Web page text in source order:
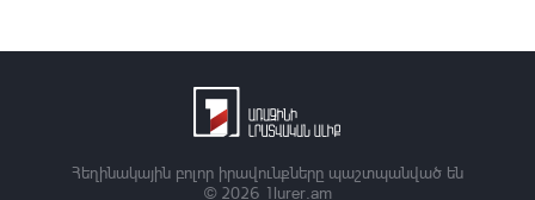
09:33 10 Օգս, 2026
ՆԳ նախարարը ծանոթացել է Եղեգնաձորի հրշեջ-
փրկարարական ջոկատի նոր շենքի շինաշխատանքներին
Հեղինակային բոլոր իրավունքները պաշտպանված են
© 2026 1lurer.am